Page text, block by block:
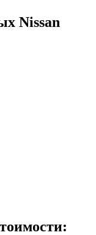
Nissan